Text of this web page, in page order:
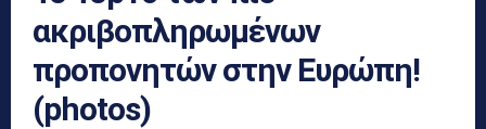
ακριβοπληρωμένων
προπονητών στην Ευρώπη!
(photos)